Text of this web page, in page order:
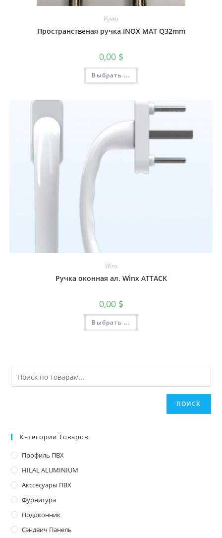
Ручки
Пространственая ручка INOX MAT Q32mm
0,00 $
Выбрать ...
Winx
Ручка оконная ал. Winx ATTACK
0,00 $
Выбрать ...
ПОИСК
Категории Товаров
Профиль ПВХ
HILAL ALUMINIUM
Акссесуары ПВХ
Фурнитура
Подоконник
Сэндвич Панель